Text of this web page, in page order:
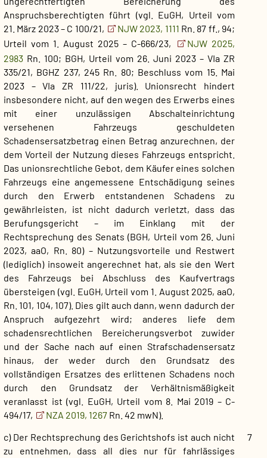
Anspruchsberechtigten führt (vgl. EuGH, Urteil vom
21. März 2023 – C 100/21,
NJW 2023, 1111 Rn. 87 ff., 94;
Urteil vom 1. August 2025 – C-666/23,
NJW 2025,
2983 Rn. 100; BGH, Urteil vom 26. Juni 2023 – VIa ZR
335/21, BGHZ 237, 245 Rn. 80; Beschluss vom 15. Mai
2023 – VIa ZR 111/22, juris). Unionsrecht hindert
insbesondere nicht, auf den wegen des Erwerbs eines
mit einer unzulässigen Abschalteinrichtung
versehenen Fahrzeugs geschuldeten
Schadensersatzbetrag einen Betrag anzurechnen, der
dem Vorteil der Nutzung dieses Fahrzeugs entspricht.
Das unionsrechtliche Gebot, dem Käufer eines solchen
Fahrzeugs eine angemessene Entschädigung seines
durch den Erwerb entstandenen Schadens zu
gewährleisten, ist nicht dadurch verletzt, dass das
Berufungsgericht – im Einklang mit der
Rechtsprechung des Senats (BGH, Urteil vom 26. Juni
2023, aaO, Rn. 80) – Nutzungsvorteile und Restwert
(lediglich) insoweit angerechnet hat, als sie den Wert
des Fahrzeugs bei Abschluss des Kaufvertrags
übersteigen (vgl. EuGH, Urteil vom 1. August 2025, aaO,
Rn. 101, 104, 107). Dies gilt auch dann, wenn dadurch der
Anspruch aufgezehrt wird; anderes liefe dem
schadensrechtlichen Bereicherungsverbot zuwider
und der Sache nach auf einen Strafschadensersatz
hinaus, der weder durch den Grundsatz des
vollständigen Ersatzes des erlittenen Schadens noch
durch den Grundsatz der Verhältnismäßigkeit
veranlasst ist (vgl. EuGH, Urteil vom 8. Mai 2019 – C-
494/17,
NZA 2019, 1267 Rn. 42 mwN).
7
c) Der Rechtsprechung des Gerichtshofs ist auch nicht
zu entnehmen, dass all dies nur für fahrlässiges